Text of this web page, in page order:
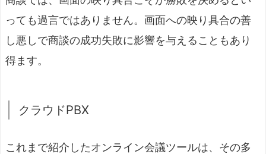
っても過言ではありません。画面への映り具合の善
し悪しで商談の成功失敗に影響を与えることもあり
得ます。
クラウドPBX
これまで紹介したオンライン会議ツールは、その多